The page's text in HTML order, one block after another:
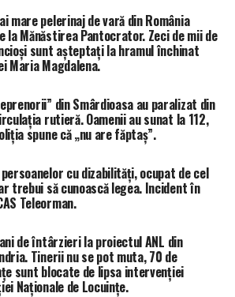
mare pelerinaj de vară din România
la Mănăstirea Pantocrator. Zeci de mii de
sunt așteptați la hramul închinat
Maria Magdalena.
din Smârdioasa au paralizat din
rutieră. Oamenii au sunat la 112,
spune că „nu are făptaș”.
cu dizabilități, ocupat de cel
trebui să cunoască legea. Incident în
Teleorman.
de întârzieri la proiectul ANL din
Tinerii nu se pot muta, 70 de
sunt blocate de lipsa intervenției
Naționale de Locuințe.